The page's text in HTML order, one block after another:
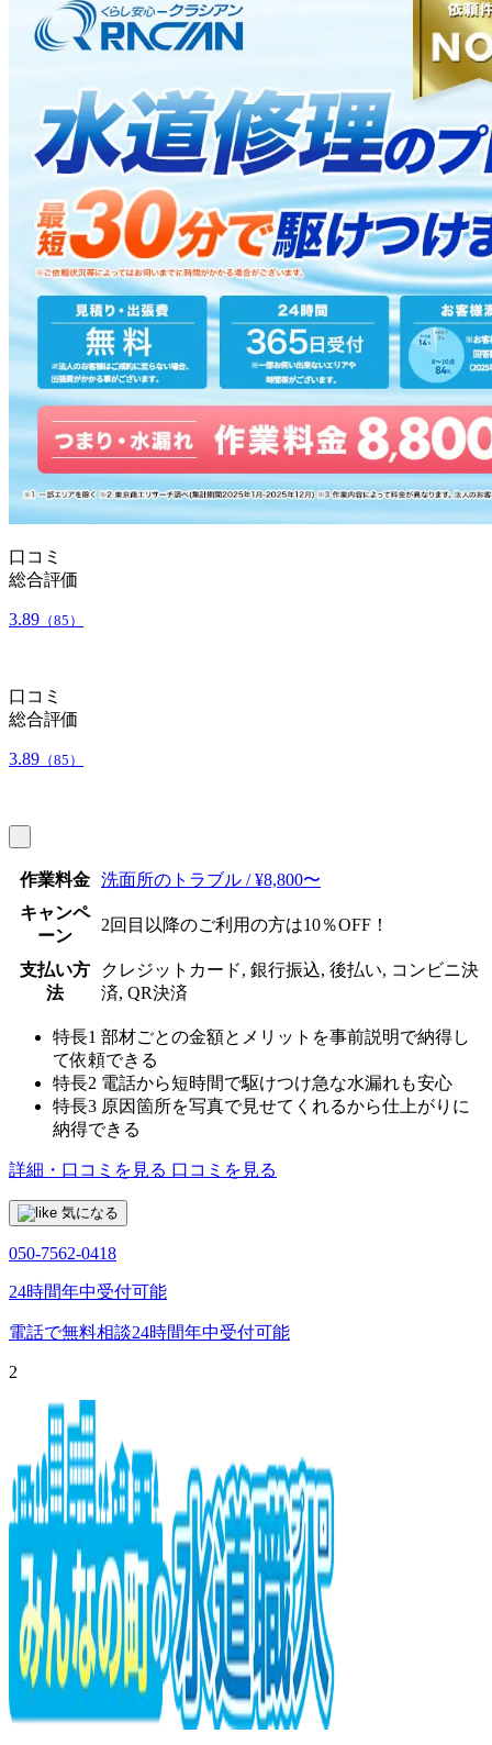
口コミ
総合評価
3.89 （85）
口コミ
総合評価
3.89 （85）
作業料金
洗面所のトラブル / ¥8,800〜
キャンペ
ーン
2回目以降のご利用の方は10％OFF！
支払い方
法
クレジットカード, 銀行振込, 後払い, コンビニ決
済, QR決済
特長1 部材ごとの金額とメリットを事前説明で納得し
て依頼できる
特長2 電話から短時間で駆けつけ急な水漏れも安心
特長3 原因箇所を写真で見せてくれるから仕上がりに
納得できる
詳細・口コミを見る 口コミを見る
気になる
050-7562-0418
24時間年中受付可能
電話で無料相談24時間年中受付可能
2